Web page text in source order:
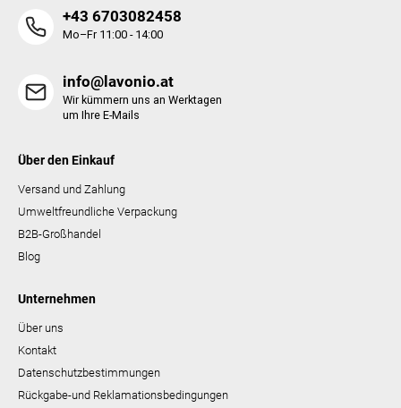
+43 6703082458
Mo–Fr 11:00 - 14:00
info@lavonio.at
Wir kümmern uns an Werktagen
um Ihre E-Mails
Über den Einkauf
Versand und Zahlung
Umweltfreundliche Verpackung
B2B-Großhandel
Blog
Unternehmen
Über uns
Kontakt
Datenschutzbestimmungen
Rückgabe-und Reklamationsbedingungen